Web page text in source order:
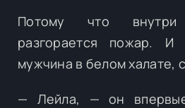
Потому что
разгорается пожар.
мужчина в белом халате,
— Лейла, — он